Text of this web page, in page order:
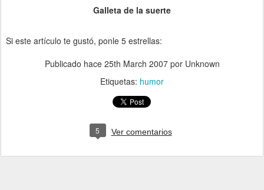
Galleta de la suerte
Si este artículo te gustó, ponle 5 estrellas:
Publicado hace 25th March 2007por Unknown
Etiquetas: humor
5 Ver comentarios